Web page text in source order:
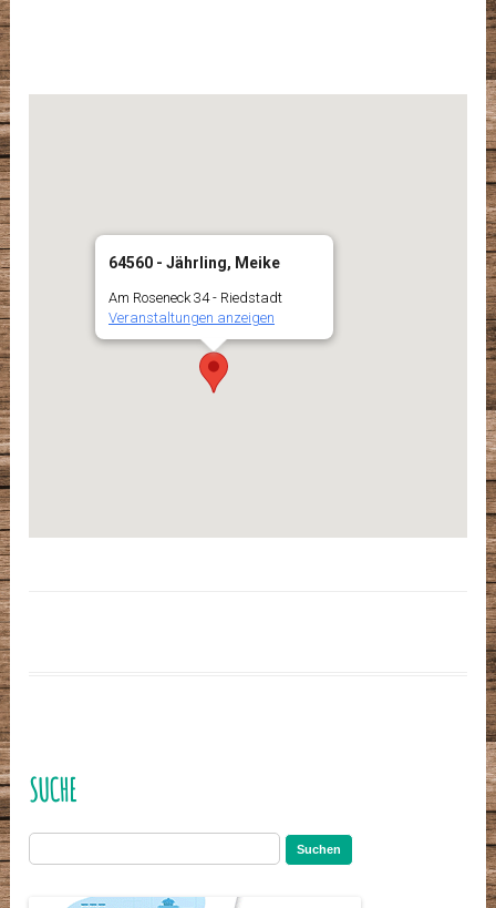
64560 - Jährling, Meike
Am Roseneck 34 - Riedstadt
Veranstaltungen anzeigen
SUCHE
nach: